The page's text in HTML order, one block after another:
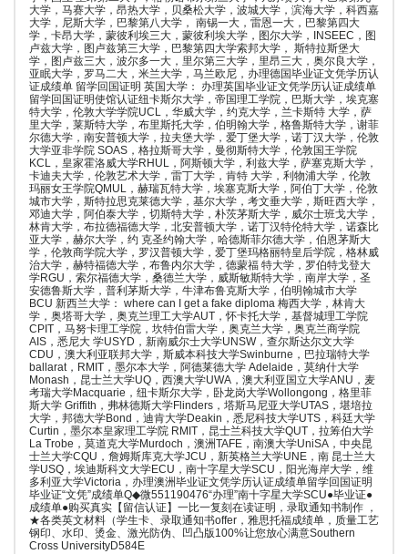
大学，马赛大学，昂热大学，贝桑松大学，波城大学，滨海大学，科西嘉
大学，尼斯大学，巴黎第八大学， 南锡一大，雷恩一大，巴黎第四大
学，卡昂大学，蒙彼利埃三大，蒙彼利埃大学，图尔大学，INSEEC，图
卢兹大学，图卢兹第三大学，巴黎第四大学索邦大学， 斯特拉斯堡大
学，图卢兹三大，波尔多一大，里尔第三大学，里昂三大，奥尔良大学，
亚眠大学，罗马二大，米兰大学，马兰欧尼，办理德国毕业证文凭学历认
证成绩单 留学回国证明 英国大学： 办理英国毕业证文凭学历认证成绩单
留学回国证明使馆认证纽卡斯尔大学，帝国理工学院，巴斯大学，埃克塞
特大学，伦敦大学学院UCL，华威大学，约克大学，兰卡斯特 大学，萨
里大学，莱斯特大学，布里斯托大学，伯明翰大学，格鲁斯特大学，谢菲
尔德大学，南安普顿大学，拉夫堡大学，爱丁堡大学，诺丁汉大学，伦敦
大学亚非学院 SOAS，格拉斯哥大学，曼彻斯特大学，伦敦国王学院
KCL，皇家霍洛威大学RHUL，阿斯顿大学，利兹大学，萨塞克斯大学，
卡迪夫大学，伦敦艺术大学，雷丁大学，肯特 大学，利物浦大学，伦敦
玛丽女王学院QMUL，赫瑞瓦特大学，埃塞克斯大学，阿伯丁大学，伦敦
城市大学，斯特拉思克莱德大学，基尔大学，考文垂大学，斯旺西大学，
邓迪大学，阿伯泰大学，切斯特大学，朴茨茅斯大学，威尔士班戈大学，
林肯大学，布拉德福德大学，北安普顿大学，诺丁汉特伦特大学，诺森比
亚大学，赫尔大学，约 克圣约翰大学，哈德斯菲尔德大学，伯恩茅斯大
学，伦敦商学院大学，罗汉普顿大学，爱丁堡玛格丽特皇后学院，格林威
治大学，赫特福德大学，布鲁内尔大学，德蒙福 特大学，罗伯特戈登大
学RGU，索尔福德大学，桑德兰大学，威斯敏斯特大学，南岸大学，圣
安德鲁斯大学，普利茅斯大学，牛津布鲁克斯大学，伯明翰城市大学
BCU 新西兰大学： where can I get a fake diploma 梅西大学，林肯大
学，奥塔哥大学，奥克兰理工大学AUT，怀卡托大学，基督城理工学院
CPIT，马努卡理工学院，坎特伯雷大学，奥克兰大学，奥克兰商学院
AIS，悉尼大 学USYD，新南威尔士大学UNSW，查尔斯达尔文大学
CDU，澳大利亚联邦大学，斯威本科技大学Swinburne，巴拉瑞特大学
ballarat，RMIT，墨尔本大学，阿德莱德大学 Adelaide，莫纳什大学
Monash，昆士兰大学UQ，西澳大学UWA，澳大利亚国立大学ANU，麦
考瑞大学Macquarie，纽卡斯尔大学，卧龙岗大学Wollongong，格里菲
斯大学 Griffith，弗林德斯大学Flinders，塔斯马尼亚大学UTAS，堪培拉
大学，邦德大学Bond，迪肯大学Deakin，悉尼科技大学UTS，科廷大学
Curtin，墨尔本皇家理工学院 RMIT，昆士兰科技大学QUT，拉筹伯大学
La Trobe，莫道克大学Murdoch，澳洲TAFE，南澳大学UniSA，中央昆
士兰大学CQU，詹姆斯库克大学JCU，新英格兰大学UNE，南 昆士兰大
学USQ，埃迪斯科文大学ECU，南十字星大学SCU，阳光海岸大学，维
多利亚大学Victoria，办理澳洲毕业证文凭学历认证成绩单留学回国证明
毕业证“文凭”成绩单Q◆微551190476“办理”南十字星大学SCU●毕业证●
成绩单●购买真实【留信认证】一比一复刻在读证明，录取通知书制作 ，
★各类英文材料（学生卡、录取通知书offer，雅思托福成绩单，质量工艺
钢印、水印、烫金、激光防伪、凹凸版100%让您放心满意Southern
Cross UniversityD584E